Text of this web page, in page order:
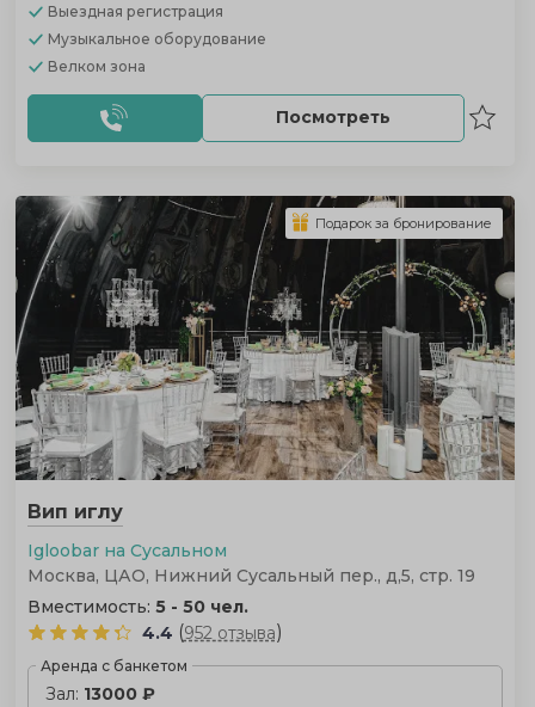
Выездная регистрация
Музыкальное оборудование
Велком зона
Посмотреть
Вип иглу
Igloobar на Сусальном
Москва, ЦАО, Нижний Сусальный пер., д,5, стр. 19
Вместимость: 5 - 50 чел.
4.4 (952 отзыва)
Аренда с банкетом
Зал: 13000 ₽
Подарок за бронирование